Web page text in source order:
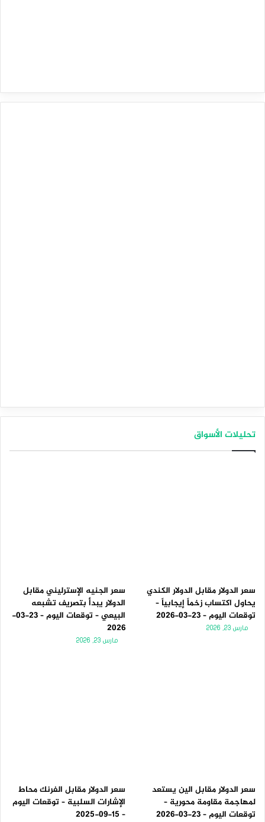
تحليلات الأسواق
سعر الدولار مقابل الدولار الكندي
يحاول اكتساب زخماً إيجابياً –
توقعات اليوم – 23-03-2026
مارس 23, 2026
سعر الجنيه الإسترليني مقابل
الدولار يبدأ بتصريف تشبعه
البيعي – توقعات اليوم – 23-03-
2026
مارس 23, 2026
سعر الدولار مقابل الين يستعد
لمهاجمة مقاومة محورية –
توقعات اليوم – 23-03-2026
سعر الدولار مقابل الفرنك محاط
الإشارات السلبية – توقعات اليوم
– 15-09-2025